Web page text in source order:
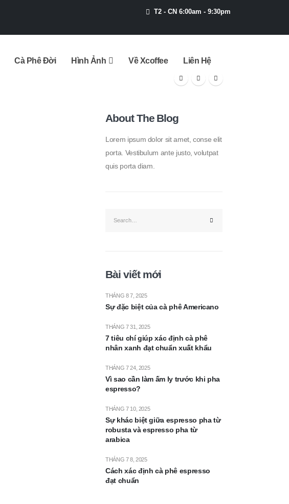
T2 - CN 6:00am - 9:30pm
Cà Phê Đời Hình Ảnh Về Xcoffee Liên Hệ
About The Blog
Lorem ipsum dolor sit amet, conse elit
porta. Vestibulum ante justo, volutpat
quis porta diam.
Bài viết mới
Sự đặc biệt của cà phê Americano
THÁNG 8 7, 2025
7 tiêu chí giúp xác định cà phê
nhân xanh đạt chuẩn xuất khẩu
THÁNG 7 31, 2025
Vì sao cần làm ấm ly trước khi pha
espresso?
THÁNG 7 24, 2025
Sự khác biệt giữa espresso pha từ
robusta và espresso pha từ
arabica
THÁNG 7 10, 2025
Cách xác định cà phê espresso
đạt chuẩn
THÁNG 7 8, 2025